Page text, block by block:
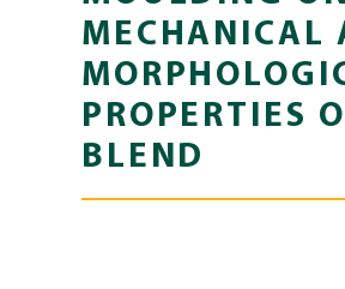
MECHANICAL
PROPERTIES
BLEND